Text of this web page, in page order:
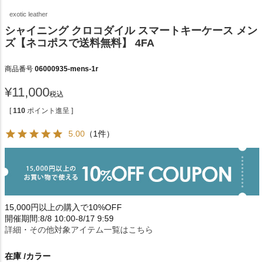
exotic leather
シャイニング クロコダイル スマートキーケース メン
ズ【ネコポスで送料無料】 4FA
商品番号 06000935-mens-1r
¥11,000税込
[ 110 ポイント進呈 ]
5.00 （1件）
15,000円以上の購入で10%OFF
開催期間:8/8 10:00-8/17 9:59
詳細・その他対象アイテム一覧はこちら
在庫 カラー